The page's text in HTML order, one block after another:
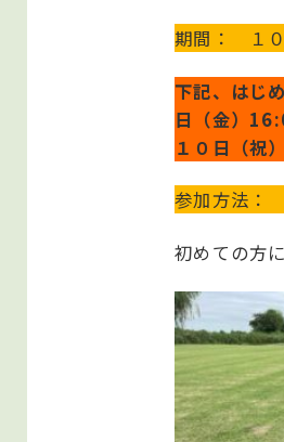
期間： １
下記、はじ
日（金）
１０日（祝
参加方法：
初めての方